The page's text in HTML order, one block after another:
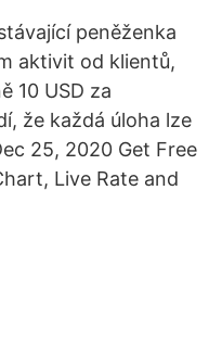
peněženka
aktivit od klientů,
10 USD za
že každá úloha lze
25, 2020 Get Free
Live Rate and